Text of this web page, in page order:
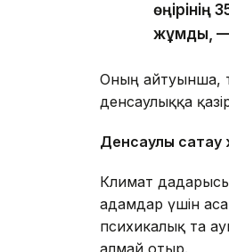
өңірінің
жұмды, —
Оның айтуынша,
денсаулыққа
Денсаулық
Климат
адамдар үшін
психикалық та